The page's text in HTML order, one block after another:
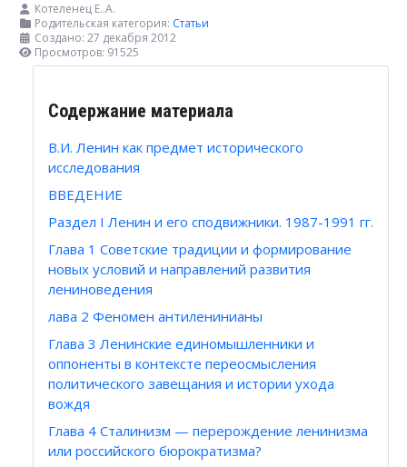
Котеленец Е..А.
Родительская категория: Статьи
Создано: 27 декабря 2012
Просмотров: 91525
Содержание материала
В.И. Ленин как предмет исторического
исследования
ВВЕДЕНИЕ
Раздел I Ленин и его сподвижники. 1987-1991 гг.
Глава 1 Советские традиции и формирование
новых условий и направлений развития
лениноведения
лава 2 Феномен антиленинианы
Глава 3 Ленинские единомышленники и
оппоненты в контексте переосмысления
политического завещания и истории ухода
вождя
Глава 4 Сталинизм — перерождение ленинизма
или российского бюрократизма?